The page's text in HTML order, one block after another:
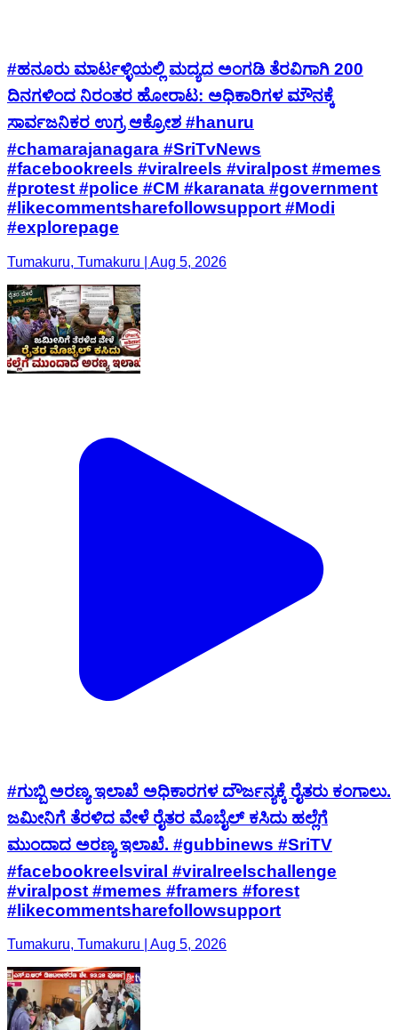
#ಹನೂರು ಮಾರ್ಟಳ್ಳಿಯಲ್ಲಿ ಮದ್ಯದ ಅಂಗಡಿ ತೆರವಿಗಾಗಿ 200
ದಿನಗಳಿಂದ ನಿರಂತರ ಹೋರಾಟ: ಅಧಿಕಾರಿಗಳ ಮೌನಕ್ಕೆ
ಸಾರ್ವಜನಿಕರ ಉಗ್ರ ಆಕ್ರೋಶ #hanuru
#chamarajanagara #SriTvNews
#facebookreels #viralreels #viralpost #memes
#protest #police #CM #karanata #government
#likecommentsharefollowsupport #Modi
#explorepage
Tumakuru, Tumakuru | Aug 5, 2026
#ಗುಬ್ಬಿ ಅರಣ್ಯ ಇಲಾಖೆ ಅಧಿಕಾರಗಳ ದೌರ್ಜನ್ಯಕ್ಕೆ ರೈತರು ಕಂಗಾಲು.
ಜಮೀನಿಗೆ ತೆರಳಿದ ವೇಳೆ ರೈತರ ಮೊಬೈಲ್ ಕಸಿದು ಹಲ್ಲೆಗೆ
ಮುಂದಾದ ಅರಣ್ಯ ಇಲಾಖೆ. #gubbinews #SriTV
#facebookreelsviral #viralreelschallenge
#viralpost #memes #framers #forest
#likecommentsharefollowsupport
Tumakuru, Tumakuru | Aug 5, 2026